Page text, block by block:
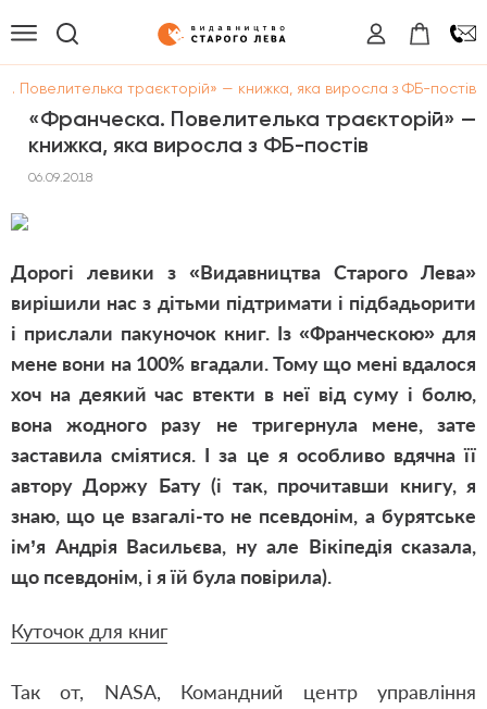
Повелителька траєкторій» — книжка, яка виросла з ФБ-постів
«Франческа. Повелителька траєкторій» —
книжка, яка виросла з ФБ-постів
06.09.2018
Дорогі левики з «Видавництва Старого Лева»
вирішили нас з дітьми підтримати і підбадьорити
і прислали пакуночок книг. Із «Франческою» для
мене вони на 100% вгадали. Тому що мені вдалося
хоч на деякий час втекти в неї від суму і болю,
вона жодного разу не тригернула мене, зате
заставила сміятися. І за це я особливо вдячна її
автору Доржу Бату (і так, прочитавши книгу, я
знаю, що це взагалі-то не псевдонім, а бурятське
ім’я Андрія Васильєва, ну але Вікіпедія сказала,
що псевдонім, і я їй була повірила).
Куточок для книг
Так от, NASA, Командний центр управління